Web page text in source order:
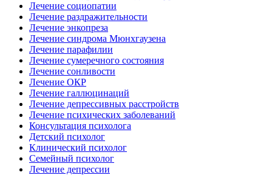
Лечение социопатии
Лечение раздражительности
Лечение энкопреза
Лечение синдрома Мюнхгаузена
Лечение парафилии
Лечение сумеречного состояния
Лечение сонливости
Лечение ОКР
Лечение галлюцинаций
Лечение депрессивных расстройств
Лечение психических заболеваний
Консультация психолога
Детский психолог
Клинический психолог
Семейный психолог
Лечение депрессии